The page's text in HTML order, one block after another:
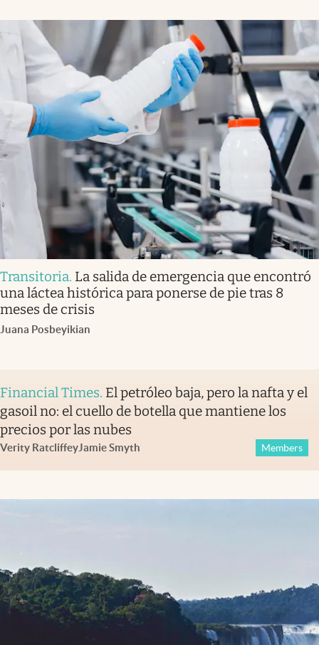
Transitoria. La salida de emergencia que encontró
una láctea histórica para ponerse de pie tras 8
meses de crisis
Juana Posbeyikian
Financial Times. El petróleo baja, pero la nafta y el
gasoil no: el cuello de botella que mantiene los
precios por las nubes
Verity RatcliffeyJamie Smyth Members